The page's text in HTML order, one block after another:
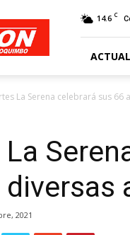
14.6 C
La Serena celebrará sus 66
2021